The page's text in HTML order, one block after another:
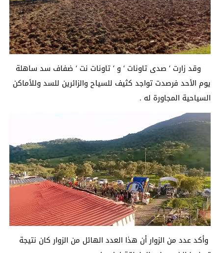
وقد زارت ‘ صدى تاونات ‘ و ‘ تاونات نت ‘ ضفاف سد ساهلة
يوم الأحد فرصدت تواجد كثيف للسياح والزائرين للسد وللأماكن
السياحية المجاورة له .
وأكد عدد من الزوار أن هذا العدد الهائل من الزوار كان نتيجة